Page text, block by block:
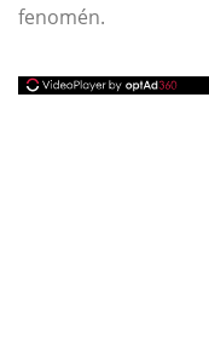
fenomén.